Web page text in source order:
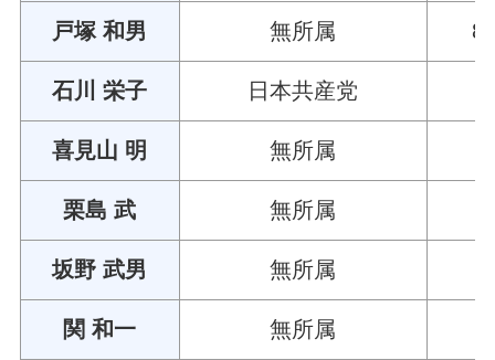
戸塚 和男 無所属
石川 栄子 日本共産党
喜見山 明 無所属
栗島 武 無所属
坂野 武男 無所属
関 和一 無所属